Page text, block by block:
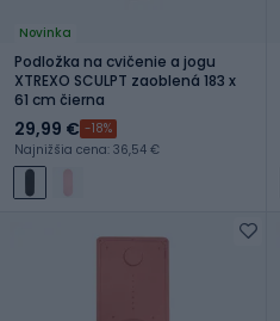
Novinka
Podložka na cvičenie a jogu
XTREXO SCULPT zaoblená 183 x
61 cm čierna
29,99 € -18%
Najnižšia cena: 36,54 €